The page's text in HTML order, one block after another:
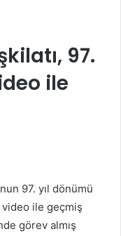
97.
ile
97. yıl dönümü
video ile geçmiş
görev almış